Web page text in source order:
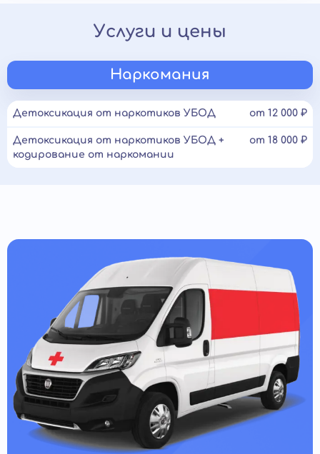
Услуги и цены
Наркомания
Детоксикация от наркотиков УБОД от 12 000 ₽
Детоксикация от наркотиков УБОД +
кодирование от наркомании
от 18 000 ₽